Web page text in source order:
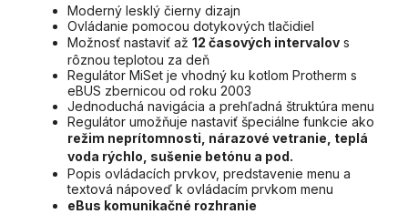
Moderný lesklý čierny dizajn
Ovládanie pomocou dotykových tlačidiel
Možnosť nastaviť až 12 časových intervalov s
rôznou teplotou za deň
Regulátor MiSet je vhodný ku kotlom Protherm s
eBUS zbernicou od roku 2003
Jednoduchá navigácia a prehľadná štruktúra menu
Regulátor umožňuje nastaviť špeciálne funkcie ako
režim neprítomnosti, nárazové vetranie, teplá
voda rýchlo, sušenie betónu a pod.
Popis ovládacích prvkov, predstavenie menu a
textová nápoveď k ovládacím prvkom menu
eBus komunikačné rozhranie